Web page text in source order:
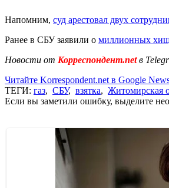
Напомним, суд арестовал двух
Ранее в СБУ заявили о миллионных
Новости от Корреспондент.netв
Читайте Korrespondent.net в Google
ТЕГИ: газ, СБУ, взятка, Житомирская
Если вы заметили ошибку, выделите